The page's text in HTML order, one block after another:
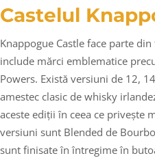
Castelul
Knappogue Castle face parte
include mărci emblematice
Powers. Există versiuni de 12,
amestec clasic de whisky
aceste ediții în ceea ce privește
versiuni sunt Blended de
sunt finisate în întregime în